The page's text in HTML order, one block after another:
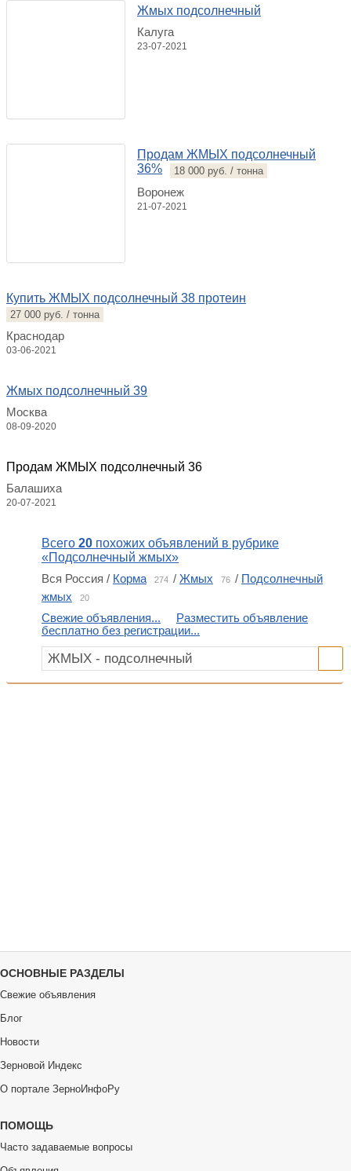
Жмых подсолнечный
Калуга
23-07-2021
Продам ЖМЫХ подсолнечный
36%
18 000 руб. / тонна
Воронеж
21-07-2021
Купить ЖМЫХ подсолнечный 38 протеин
27 000 руб. / тонна
Краснодар
03-06-2021
Жмых подсолнечный 39
Москва
08-09-2020
Продам ЖМЫХ подсолнечный 36
Балашиха
20-07-2021
Всего 20 похожих объявлений в рубрике
«Подсолнечный жмых»
Вся Россия / Корма 274 / Жмых 76 / Подсолнечный
жмых
20
Свежие объявления...
Разместить объявление
бесплатно без регистрации...
ОСНОВНЫЕ РАЗДЕЛЫ
Свежие объявления
Блог
Новости
Зерновой Индекс
О портале ЗерноИнфоРу
ПОМОЩЬ
Часто задаваемые вопросы